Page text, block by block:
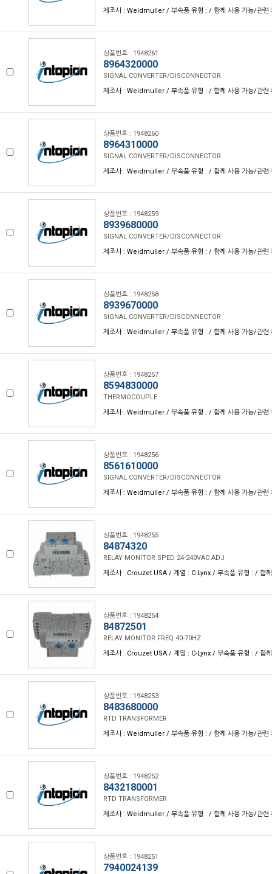
제조사 : Weidmuller / 부속품 유형 : / 함께 사용 가능/관련
상품번호 : 1948261
8964320000
SIGNAL CONVERTER/DISCONNECTOR
제조사 : Weidmuller / 부속품 유형 : / 함께 사용 가능/관련
상품번호 : 1948260
8964310000
SIGNAL CONVERTER/DISCONNECTOR
제조사 : Weidmuller / 부속품 유형 : / 함께 사용 가능/관련
상품번호 : 1948259
8939680000
SIGNAL CONVERTER/DISCONNECTOR
제조사 : Weidmuller / 부속품 유형 : / 함께 사용 가능/관련
상품번호 : 1948258
8939670000
SIGNAL CONVERTER/DISCONNECTOR
제조사 : Weidmuller / 부속품 유형 : / 함께 사용 가능/관련
상품번호 : 1948257
8594830000
THERMOCOUPLE
제조사 : Weidmuller / 부속품 유형 : / 함께 사용 가능/관련
상품번호 : 1948256
8561610000
SIGNAL CONVERTER/DISCONNECTOR
제조사 : Weidmuller / 부속품 유형 : / 함께 사용 가능/관련
상품번호 : 1948255
84874320
RELAY MONITOR SPED 24-240VAC ADJ
제조사 : Crouzet USA / 계열 : C-Lynx / 부속품 유형 : / 함
상품번호 : 1948254
84872501
RELAY MONITOR FREQ 40-70HZ
제조사 : Crouzet USA / 계열 : C-Lynx / 부속품 유형 : / 함
상품번호 : 1948253
8483680000
RTD TRANSFORMER
제조사 : Weidmuller / 부속품 유형 : / 함께 사용 가능/관련
상품번호 : 1948252
8432180001
RTD TRANSFORMER
제조사 : Weidmuller / 부속품 유형 : / 함께 사용 가능/관련
상품번호 : 1948251
7940024139